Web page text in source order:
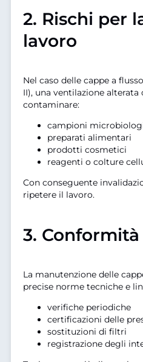
2. Rischi per
lavoro
Nel caso delle cappe a
II), una ventilazione
contaminare:
campioni
preparati alimentari
prodotti cosmetici
reagenti o colture
Con conseguente
ripetere il lavoro.
3.
La manutenzione delle
precise norme tecniche e
verifiche periodiche
certificazioni delle
sostituzioni di filtri
registrazione degli